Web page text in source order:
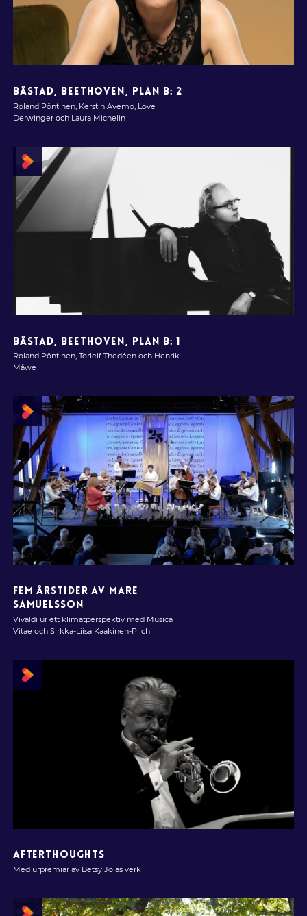
BÅSTAD, BEETHOVEN, PLAN B: 2
Roland Pöntinen, Kerstin Avemo, Love
Derwinger och Laura Michelin
BÅSTAD, BEETHOVEN, PLAN B: 1
Roland Pöntinen, Torleif Thedéen och Henrik
Måwe
FEM ÅRSTIDER AV MARE
SAMUELSSON
Vivaldi ur ett klimatperspektiv med Musica
Vitae och Sirkka-Liisa Kaakinen-Pilch
AFTERTHOUGHTS
Med urpremiär av Betsy Jolas verk